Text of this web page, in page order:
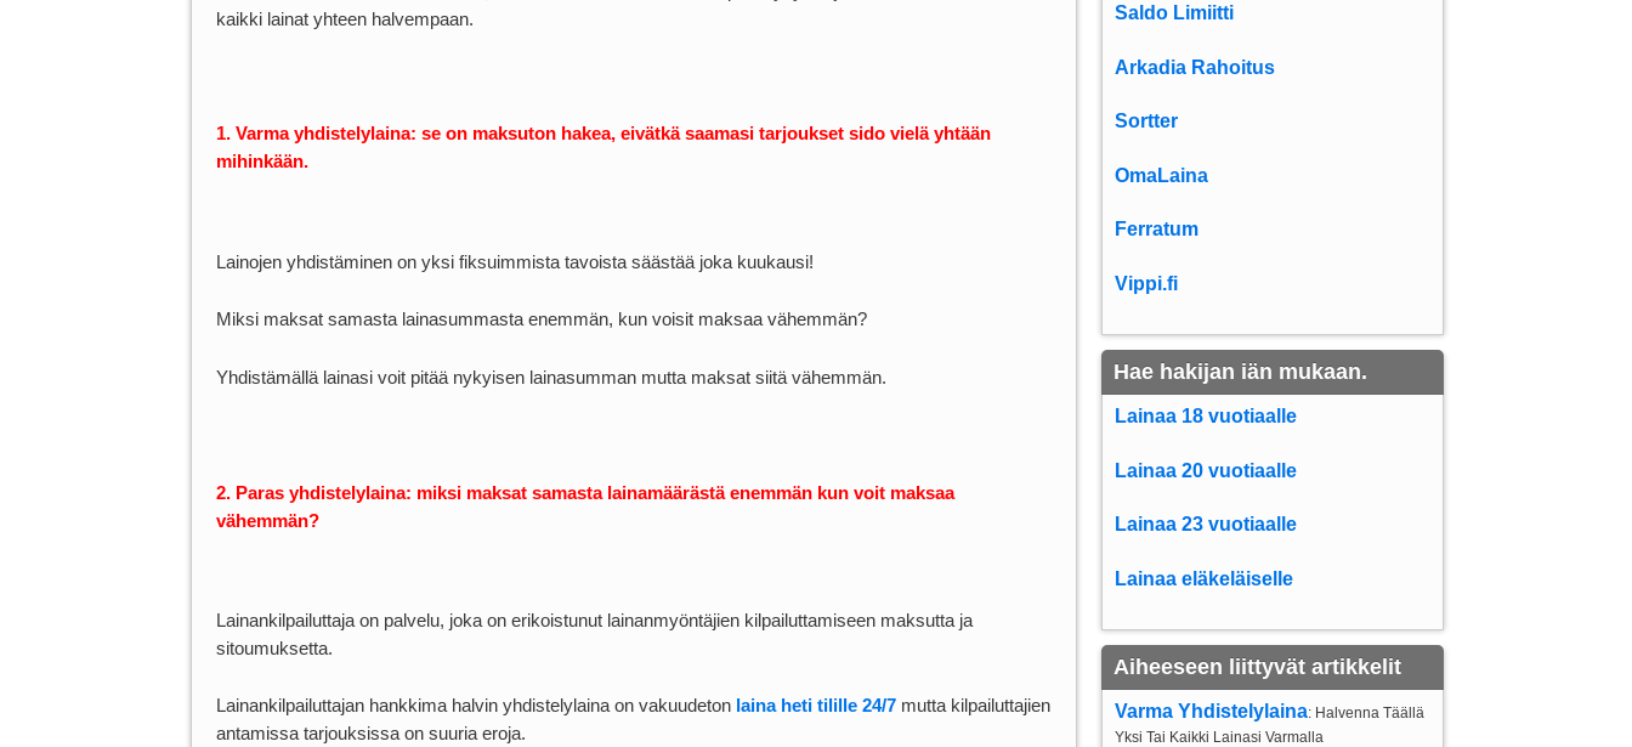
kaikki lainat yhteen halvempaan.
1. Varma yhdistelylaina: se on maksuton hakea, eivätkä saamasi tarjoukset sido vielä yhtään
mihinkään.
Lainojen yhdistäminen on yksi fiksuimmista tavoista säästää joka kuukausi!
Miksi maksat samasta lainasummasta enemmän, kun voisit maksaa vähemmän?
Yhdistämällä lainasi voit pitää nykyisen lainasumman mutta maksat siitä vähemmän.
2. Paras yhdistelylaina: miksi maksat samasta lainamäärästä enemmän kun voit maksaa
vähemmän?
Lainankilpailuttaja on palvelu, joka on erikoistunut lainanmyöntäjien kilpailuttamiseen maksutta ja
sitoumuksetta.
Lainankilpailuttajan hankkima halvin yhdistelylaina on vakuudeton laina heti tilille 24/7 mutta kilpailuttajien
antamissa tarjouksissa on suuria eroja.
Saldo Limiitti
Arkadia Rahoitus
Sortter
OmaLaina
Ferratum
Vippi.fi
Hae hakijan iän mukaan.
Lainaa 18 vuotiaalle
Lainaa 20 vuotiaalle
Lainaa 23 vuotiaalle
Lainaa eläkeläiselle
Aiheeseen liittyvät artikkelit
Varma Yhdistelylaina: Halvenna Täällä
Yksi Tai Kaikki Lainasi Varmalla